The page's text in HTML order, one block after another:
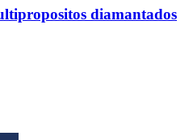
diamantados